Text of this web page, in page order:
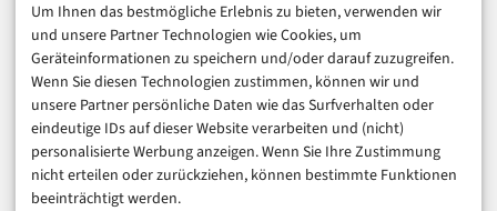
Um Ihnen das bestmögliche Erlebnis zu bieten, verwenden wir
und unsere Partner Technologien wie Cookies, um
Geräteinformationen zu speichern und/oder darauf zuzugreifen.
Wenn Sie diesen Technologien zustimmen, können wir und
unsere Partner persönliche Daten wie das Surfverhalten oder
eindeutige IDs auf dieser Website verarbeiten und (nicht)
personalisierte Werbung anzeigen. Wenn Sie Ihre Zustimmung
nicht erteilen oder zurückziehen, können bestimmte Funktionen
beeinträchtigt werden.
Consumer & Digital Life
Marketing
Finanzen & FinTech
Business & Karriere
Sicherheit & Recht
Digitalisierung
Marketing